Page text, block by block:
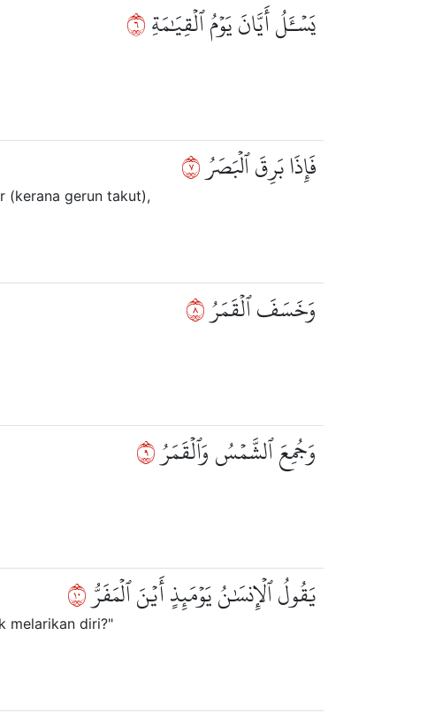
يَسۡـَٔلُ أَيَّانَ يَوۡمُ ٱلۡقِيَٰمَةِ٦
فَإِذَا بَرِقَ ٱلۡبَصَرُ٧
(kerana gerun takut),
وَخَسَفَ ٱلۡقَمَرُ٨
وَجُمِعَ ٱلشَّمۡسُ وَٱلۡقَمَرُ٩
يَقُولُ ٱلۡإِنسَٰنُ يَوۡمَئِذٍ أَيۡنَ ٱلۡمَفَرُّ٠١
melarikan diri?"